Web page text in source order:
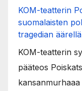
KOM-teatterin
suomalaisten
tragedian äärellä
KOM-teatterin
pääteos
kansanmurhaaa